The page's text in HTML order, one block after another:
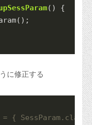
()
{
();
に修正する
{ SessParam. class